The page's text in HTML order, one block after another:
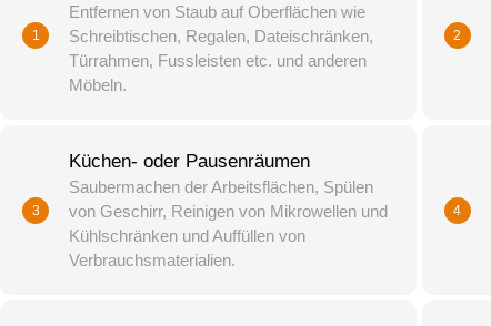
1
Entfernen von Staub auf Oberflächen wie
Schreibtischen, Regalen, Dateischränken,
Türrahmen, Fussleisten etc. und anderen
Möbeln.
2
3
Küchen- oder Pausenräumen
Saubermachen der Arbeitsflächen, Spülen
von Geschirr, Reinigen von Mikrowellen und
Kühlschränken und Auffüllen von
Verbrauchsmaterialien.
4